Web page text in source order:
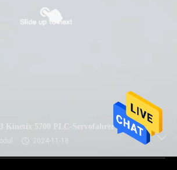
Kinetix 5700 PLC-Servofahrer
2024-11-18